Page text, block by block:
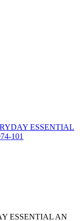
ESSENTIAL
101
ESSENTIAL AN